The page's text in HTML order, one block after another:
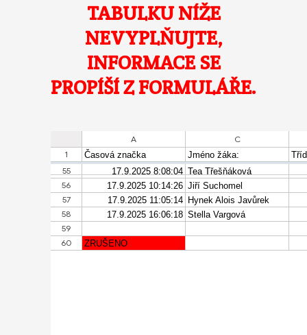
TABULKU NÍŽE
NEVYPLŇUJTE,
INFORMACE SE
PROPÍŠÍ Z FORMULÁŘE.